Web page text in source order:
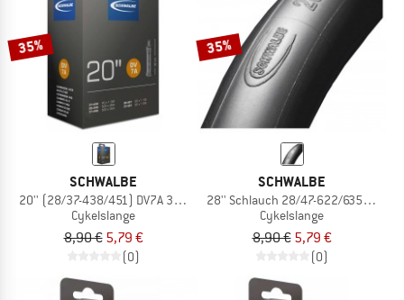
35%
SCHWALBE
20'' (28/37-438/451) DV7A 32mm
Cykelslange
8,90 € 5,79 €
(0)
35%
SCHWALBE
28'' Schlauch 28/47-622/635 DV 17
Cykelslange
8,90 € 5,79 €
(0)